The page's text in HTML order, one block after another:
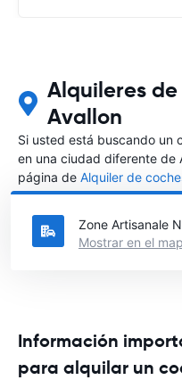
Alquileres
Avallon
Si usted está buscando un
en una ciudad diferente de
página de Alquiler de
elegir en qué ciudad de
Zone Artisanale
Mostrar en el
Información
para alquilar un